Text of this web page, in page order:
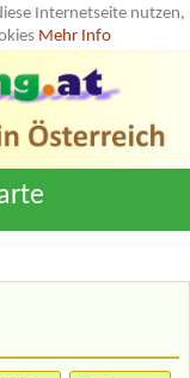
Internetseite nutzen,
Mehr Info